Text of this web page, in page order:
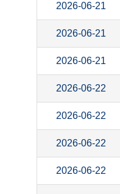
2026-06-21
2026-06-21
2026-06-21
2026-06-22
2026-06-22
2026-06-22
2026-06-22